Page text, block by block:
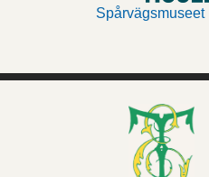
Spårvägsmuseet